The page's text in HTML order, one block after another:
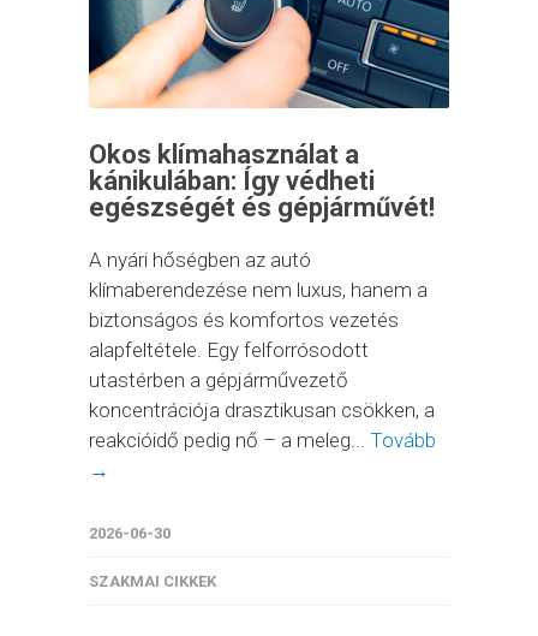
Okos klímahasználat a
kánikulában: Így védheti
egészségét és gépjárművét!
A nyári hőségben az autó
klímaberendezése nem luxus, hanem a
biztonságos és komfortos vezetés
alapfeltétele. Egy felforrósodott
utastérben a gépjárművezető
koncentrációja drasztikusan csökken, a
reakcióidő pedig nő – a meleg... Tovább
→
2026-06-30
SZAKMAI CIKKEK